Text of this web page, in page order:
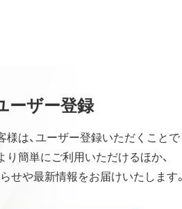
ーザー登録
は、ユーザー登録いただくことで
簡単にご利用いただけるほか、
せや最新情報をお届けいたします。